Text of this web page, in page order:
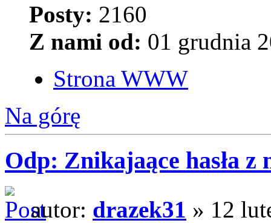
Posty: 2160
Z nami od: 01 grudnia
Strona WWW
Na górę
Odp: Znikajaące hasła z
autor: drazek31 » 12